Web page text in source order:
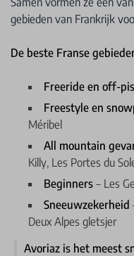
gebieden van Frankrijk
De beste Franse
Freeride en off-
Freestyle en
Méribel
All mountain
Killy, Les Portes du
Beginners – Les
Sneeuwzekerheid
Deux Alpes gletsjer
Avoriaz is het meest